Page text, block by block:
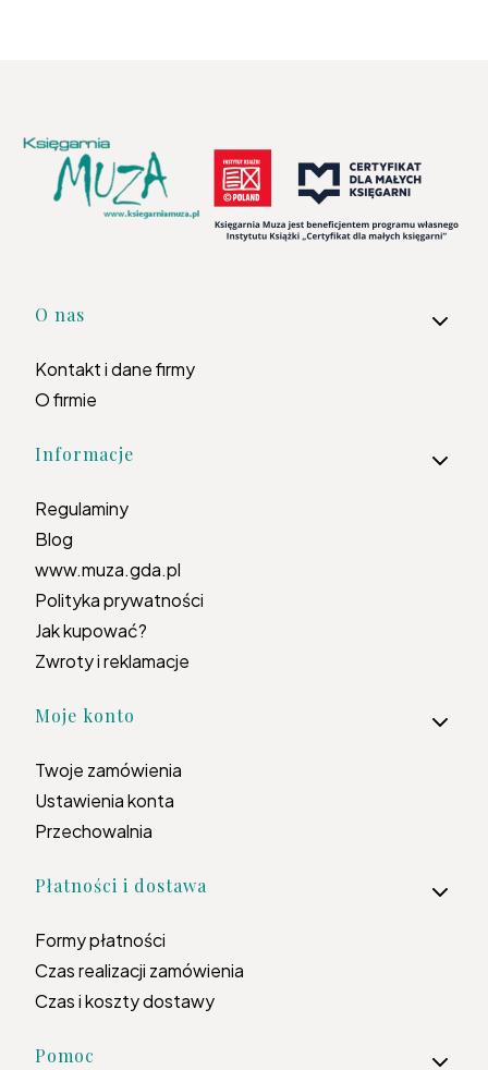
Linki w stopce
O nas
Kontakt i dane firmy
O firmie
Informacje
Regulaminy
Blog
www.muza.gda.pl
Polityka prywatności
Jak kupować?
Zwroty i reklamacje
Moje konto
Twoje zamówienia
Ustawienia konta
Przechowalnia
Płatności i dostawa
Formy płatności
Czas realizacji zamówienia
Czas i koszty dostawy
Pomoc